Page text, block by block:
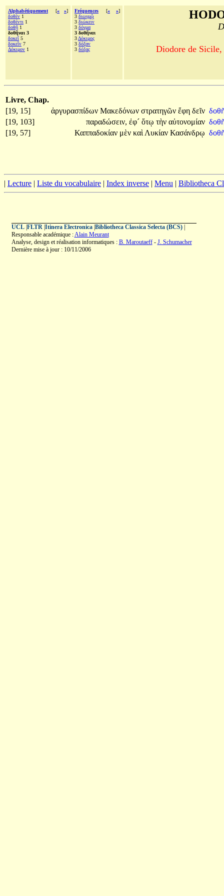
Alphabétiquement [« »]
δοθὲν 1
δοθέντι 1
δοθῇ 1
δοθῆναι 3
δοκεῖ 5
δοκεῖν 7
Δόκιμον 1
Fréquences [« »]
3 διωγμῷ
3 διώκειν
3 δόγμα
3 δοθῆναι
3Δόκιμος
3 δόξαν
3 δόξας Diodore de
Livre, Chap.
[19, 15]
ἀργυρασπίδων Μακεδόνων στρατηγῶν ἔφη δεῖν
[19, 103]
παραδώσειν, ἐφ´ ὅτῳ τὴν αὐτονομίαν
[19, 57]
Καππαδοκίαν μὲν καὶ Λυκίαν Κασάνδρῳ
| Lecture | Liste du vocabulaire | Index inverse | Menu | Bibliotheca
UCL| FLTR| Itinera Electronica| Bibliotheca Classica Selecta (BCS)|
Responsable académique :Alain Meurant
Analyse, design et réalisation informatiques : B. Maroutaeff- J. Schumacher
Dernière mise à jour : 10/11/2006